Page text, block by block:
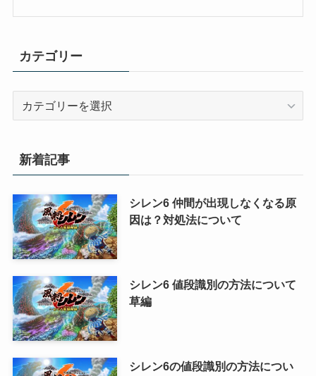
カテゴリー
リ
ー
新着記事
シレン6 仲間が出現しなくなる原
因は？対処法について
シレン6 値段識別の方法について
草編
シレン6の値段識別の方法につい